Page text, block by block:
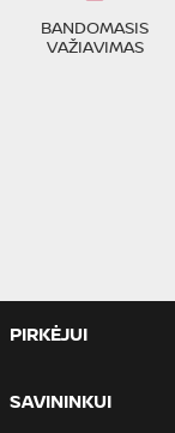
BANDOMASIS
VAŽIAVIMAS
PIRKĖJUI
SAVININKUI